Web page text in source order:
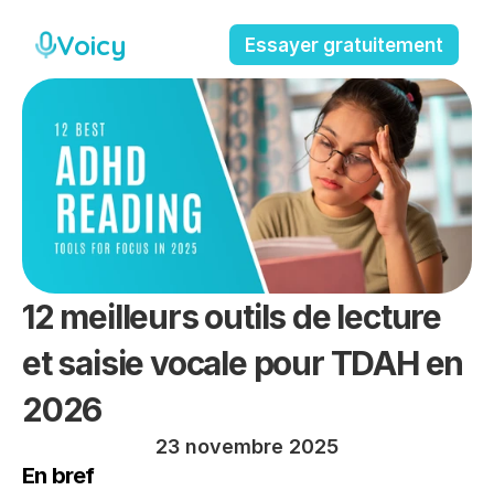
Voicy Essayer gratuitement
12 meilleurs outils de lecture
et saisie vocale pour TDAH en
2026
23 novembre 2025
En bref